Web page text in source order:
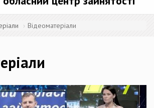
Відеоматеріали